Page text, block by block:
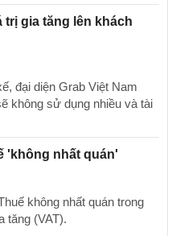
trị gia tăng lên khách
đại diện Grab Việt Nam
không sử dụng nhiều và tài
'không nhất quán'
không nhất quán trong
tăng (VAT).